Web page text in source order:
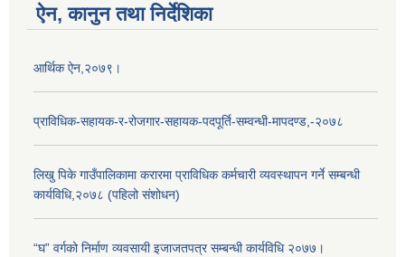
ऐन, कानुन तथा निर्देशिका
आर्थिक ऐन,२०७९।
प्राविधिक-सहायक-र-रोजगार-सहायक-पदपूर्ति-सम्वन्धी-मापदण्ड,-२०७८
लिखु पिके गाउँपालिकामा करारमा प्राविधिक कर्मचारी व्यवस्थापन गर्ने सम्बन्धी
कार्यविधि,२०७८ (पहिलो संशोधन)
“घ” वर्गको निर्माण व्यवसायी इजाजतपत्र सम्बन्धी कार्यविधि २०७७।